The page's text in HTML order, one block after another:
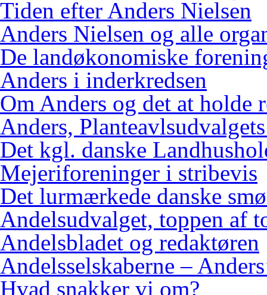
Tiden efter Anders Nielsen
Anders Nielsen og alle
De landøkonomiske
Anders i inderkredsen
Om Anders og det at holde
Anders,
Det kgl. danske
Mejeriforeninger i stribevis
Det lurmærkede danske
Andelsudvalget, toppen af
Andelsbladet og redaktøren
Andelsselskaberne –
Hvad snakker vi om?